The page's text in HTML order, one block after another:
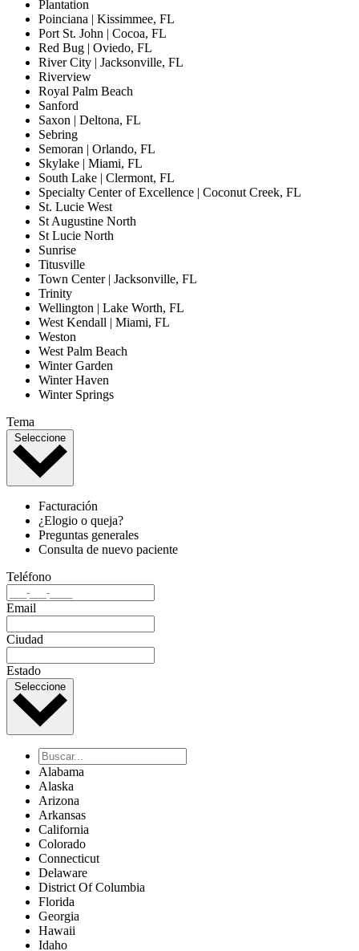
Plantation
Poinciana | Kissimmee, FL
Port St. John | Cocoa, FL
Red Bug | Oviedo, FL
River City | Jacksonville, FL
Riverview
Royal Palm Beach
Sanford
Saxon | Deltona, FL
Sebring
Semoran | Orlando, FL
Skylake | Miami, FL
South Lake | Clermont, FL
Specialty Center of Excellence | Coconut Creek, FL
St. Lucie West
St Augustine North
St Lucie North
Sunrise
Titusville
Town Center | Jacksonville, FL
Trinity
Wellington | Lake Worth, FL
West Kendall | Miami, FL
Weston
West Palm Beach
Winter Garden
Winter Haven
Winter Springs
Tema
Seleccione
Facturación
¿Elogio o queja?
Preguntas generales
Consulta de nuevo paciente
Teléfono
Email
Ciudad
Estado
Seleccione
Alabama
Alaska
Arizona
Arkansas
California
Colorado
Connecticut
Delaware
District Of Columbia
Florida
Georgia
Hawaii
Idaho